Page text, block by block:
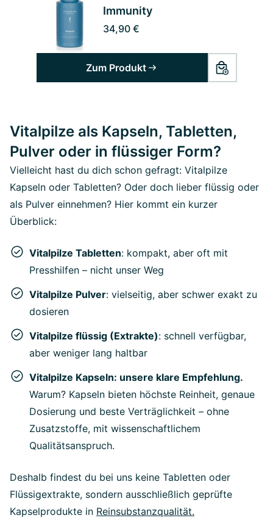
Immunity
34,90 €
Zum Produkt
Vitalpilze als Kapseln, Tabletten,
Pulver oder in flüssiger Form?
Vielleicht hast du dich schon gefragt: Vitalpilze
Kapseln oder Tabletten? Oder doch lieber flüssig oder
als Pulver einnehmen? Hier kommt ein kurzer
Überblick:
Vitalpilze Tabletten: kompakt, aber oft mit
Presshilfen – nicht unser Weg
Vitalpilze Pulver: vielseitig, aber schwer exakt zu
dosieren
Vitalpilze flüssig (Extrakte): schnell verfügbar,
aber weniger lang haltbar
Vitalpilze Kapseln: unsere klare Empfehlung.
Warum? Kapseln bieten höchste Reinheit, genaue
Dosierung und beste Verträglichkeit – ohne
Zusatzstoffe, mit wissenschaftlichem
Qualitätsanspruch.
Deshalb findest du bei uns keine Tabletten oder
Flüssigextrakte, sondern ausschließlich geprüfte
Kapselprodukte in Reinsubstanzqualität.